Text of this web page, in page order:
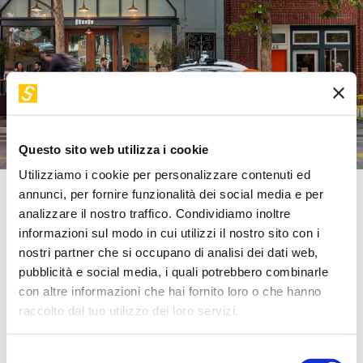
Questo sito web utilizza i cookie
Utilizziamo i cookie per personalizzare contenuti ed
annunci, per fornire funzionalità dei social media e per
analizzare il nostro traffico. Condividiamo inoltre
informazioni sul modo in cui utilizzi il nostro sito con i
nostri partner che si occupano di analisi dei dati web,
pubblicità e social media, i quali potrebbero combinarle
con altre informazioni che hai fornito loro o che hanno
raccolto dal tuo utilizzo dei loro servizi.
Servizi e accessibilità
Contatti
FAQ
Biglietti
Cruise ha iniziato ad offrire a San Francisco il suo servizio
di robotaxi con auto prive anche di un conducente pronto
ad intervenire in caso di bisogno. Il co-fondatore e